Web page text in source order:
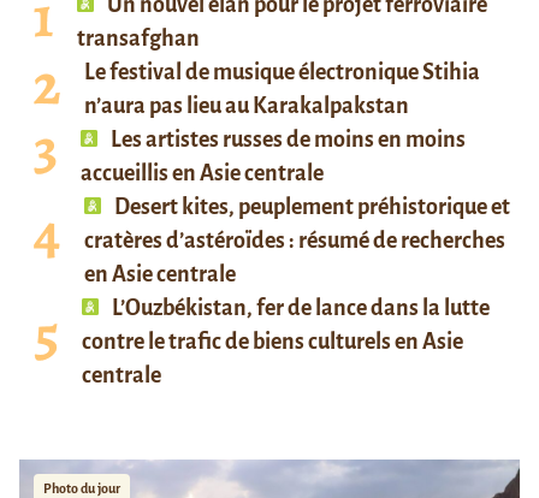
Un nouvel élan pour le projet ferroviaire
transafghan
Le festival de musique électronique Stihia
n’aura pas lieu au Karakalpakstan
Les artistes russes de moins en moins
accueillis en Asie centrale
Desert kites, peuplement préhistorique et
cratères d’astéroïdes : résumé de recherches
en Asie centrale
L’Ouzbékistan, fer de lance dans la lutte
contre le trafic de biens culturels en Asie
centrale
Photo du jour